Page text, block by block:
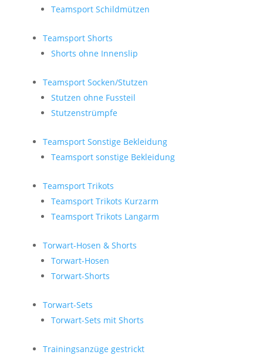
Teamsport Schildmützen
Teamsport Shorts
Shorts ohne Innenslip
Teamsport Socken/Stutzen
Stutzen ohne Fussteil
Stutzenstrümpfe
Teamsport Sonstige Bekleidung
Teamsport sonstige Bekleidung
Teamsport Trikots
Teamsport Trikots Kurzarm
Teamsport Trikots Langarm
Torwart-Hosen & Shorts
Torwart-Hosen
Torwart-Shorts
Torwart-Sets
Torwart-Sets mit Shorts
Trainingsanzüge gestrickt